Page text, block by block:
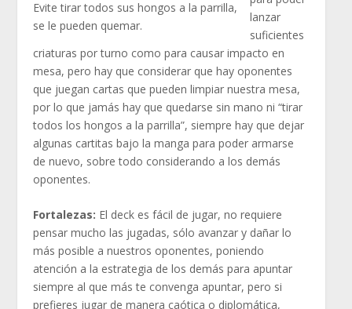
Evite tirar todos sus hongos a la parrilla,
se le pueden quemar.
lanzar
suficientes
criaturas por turno como para causar impacto en
mesa, pero hay que considerar que hay oponentes
que juegan cartas que pueden limpiar nuestra mesa,
por lo que jamás hay que quedarse sin mano ni “tirar
todos los hongos a la parrilla”, siempre hay que dejar
algunas cartitas bajo la manga para poder armarse
de nuevo, sobre todo considerando a los demás
oponentes.
Fortalezas: El deck es fácil de jugar, no requiere
pensar mucho las jugadas, sólo avanzar y dañar lo
más posible a nuestros oponentes, poniendo
atención a la estrategia de los demás para apuntar
siempre al que más te convenga apuntar, pero si
prefieres jugar de manera caótica o diplomática,